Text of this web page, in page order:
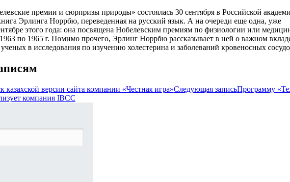
премии и сюрпризы природы» состоялась 30 сентября в Российской
Эрлинга Норрбю, переведенная на русский язык. А на очереди еще одна, уже
этого года: она посвящена Нобелевским премиям по физиологии или
по 1965 г. Помимо прочего, Эрлинг Норрбю рассказывает в ней о важном
в исследования по изучению холестерина и заболеваний кровеносных
казахской версии сайта компании «Честная игра»Следующая записьПрограмму
компания IBCC